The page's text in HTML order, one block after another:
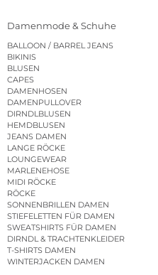
Damenmode & Schuhe
BALLOON / BARREL JEANS
BIKINIS
BLUSEN
CAPES
DAMENHOSEN
DAMENPULLOVER
DIRNDLBLUSEN
HEMDBLUSEN
JEANS DAMEN
LANGE RÖCKE
LOUNGEWEAR
MARLENEHOSE
MIDI RÖCKE
RÖCKE
SONNENBRILLEN DAMEN
STIEFELETTEN FÜR DAMEN
SWEATSHIRTS FÜR DAMEN
DIRNDL & TRACHTENKLEIDER
T-SHIRTS DAMEN
WINTERJACKEN DAMEN